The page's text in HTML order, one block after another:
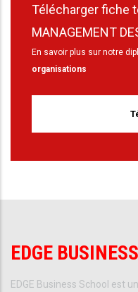
Télécharger fiche
MANAGEMENT
En savoir plus sur notre
organisations
EDGE
EDGE Business School est